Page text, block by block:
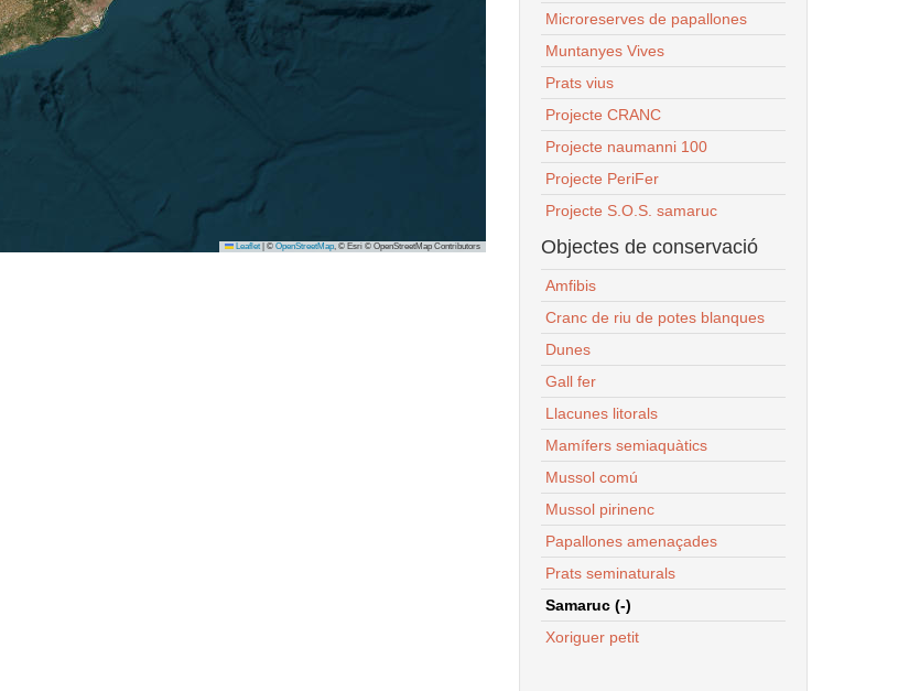
Leaflet © OpenStreetMap, © Esri © OpenStreetMap Contributors
Microreserves de papallones
Muntanyes Vives
Prats vius
Projecte CRANC
Projecte naumanni 100
Projecte PeriFer
Projecte S.O.S. samaruc
Objectes de conservació
Amfibis
Cranc de riu de potes blanques
Dunes
Gall fer
Llacunes litorals
Mamífers semiaquàtics
Mussol comú
Mussol pirinenc
Papallones amenaçades
Prats seminaturals
Samaruc (-)
Xoriguer petit